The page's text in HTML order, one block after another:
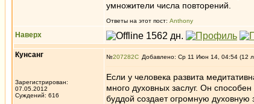
умножители числа повторений.
Ответы на этот пост: Anthony
Наверх
Кунсанг
Зарегистрирован:
07.05.2012
Суждений: 616
№207282 Добавлено: Ср 11 Июн 14, 04:54 (12
Если у человека развита
много духовных заслуг. Он
буддой создает огромную духовную